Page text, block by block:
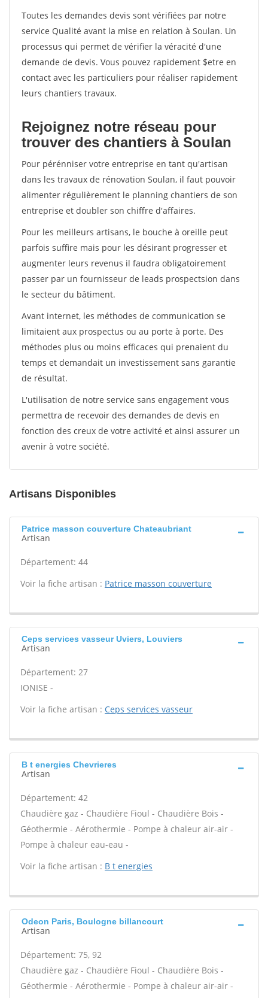
Toutes les demandes devis sont vérifiées par notre
service Qualité avant la mise en relation à Soulan. Un
processus qui permet de vérifier la véracité d'une
demande de devis. Vous pouvez rapidement $etre en
contact avec les particuliers pour réaliser rapidement
leurs chantiers travaux.
Rejoignez notre réseau pour
trouver des chantiers à Soulan
Pour pérénniser votre entreprise en tant qu'artisan
dans les travaux de rénovation Soulan, il faut pouvoir
alimenter régulièrement le planning chantiers de son
entreprise et doubler son chiffre d'affaires.
Pour les meilleurs artisans, le bouche à oreille peut
parfois suffire mais pour les désirant progresser et
augmenter leurs revenus il faudra obligatoirement
passer par un fournisseur de leads prospectsion dans
le secteur du bâtiment.
Avant internet, les méthodes de communication se
limitaient aux prospectus ou au porte à porte. Des
méthodes plus ou moins efficaces qui prenaient du
temps et demandait un investissement sans garantie
de résultat.
L'utilisation de notre service sans engagement vous
permettra de recevoir des demandes de devis en
fonction des creux de votre activité et ainsi assurer un
avenir à votre société.
Artisans Disponibles
Patrice masson couverture Chateaubriant
Artisan
Département: 44
Voir la fiche artisan : Patrice masson couverture
Ceps services vasseur Uviers, Louviers
Artisan
Département: 27
IONISE -
Voir la fiche artisan : Ceps services vasseur
B t energies Chevrieres
Artisan
Département: 42
Chaudière gaz - Chaudière Fioul - Chaudière Bois -
Géothermie - Aérothermie - Pompe à chaleur air-air -
Pompe à chaleur eau-eau -
Voir la fiche artisan : B t energies
Odeon Paris, Boulogne billancourt
Artisan
Département: 75, 92
Chaudière gaz - Chaudière Fioul - Chaudière Bois -
Géothermie - Aérothermie - Pompe à chaleur air-air -